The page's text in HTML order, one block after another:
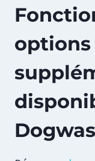
options